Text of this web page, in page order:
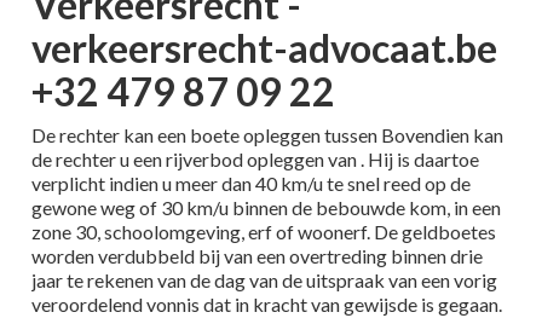
verkeersrecht-advocaat.be
+32 479 87 09 22
De rechter kan een boete opleggen tussen Bovendien kan
de rechter u een rijverbod opleggen van . Hij is daartoe
verplicht indien u meer dan 40 km/u te snel reed op de
gewone weg of 30 km/u binnen de bebouwde kom, in een
zone 30, schoolomgeving, erf of woonerf. De geldboetes
worden verdubbeld bij van een overtreding binnen drie
jaar te rekenen van de dag van de uitspraak van een vorig
veroordelend vonnis dat in kracht van gewijsde is gegaan.